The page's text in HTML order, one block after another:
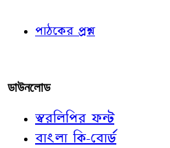
পাঠকের প্রশ্ন
ডাউনলোড
স্বরলিপির ফন্ট
বাংলা কি-বোর্ড